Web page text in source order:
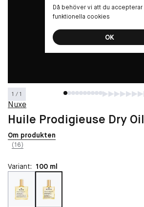
1 / 1
Då behöver vi att du accepterar
funktionella cookies
OK
Nuxe
Huile Prodigieuse Dry Oil
Om produkten
(16)
Variant: 100 ml